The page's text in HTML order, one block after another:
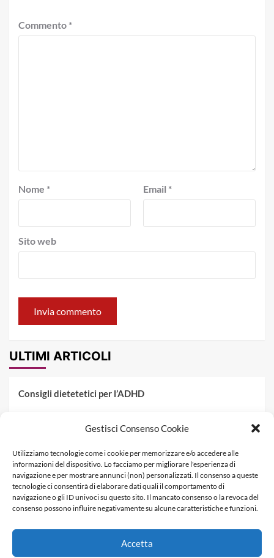
Gestisci Consenso Cookie
Utilizziamo tecnologie come i cookie per memorizzare e/o accedere alle
informazioni del dispositivo. Lo facciamo per migliorare l'esperienza di
navigazione e per mostrare annunci (non) personalizzati. Il consenso a queste
tecnologie ci consentirà di elaborare dati quali il comportamento di
navigazione o gli ID univoci su questo sito. Il mancato consenso o la revoca del
consenso possono influire negativamente su alcune caratteristiche e funzioni.
Accetta
Commento *
Nome * Email *
Sito web
ULTIMI ARTICOLI
Consigli dietetetici per l’ADHD
Fenilchetonuria
Dieta militare: come funziona, opinioni e schema tipo per
dimagrire in 3 giorni